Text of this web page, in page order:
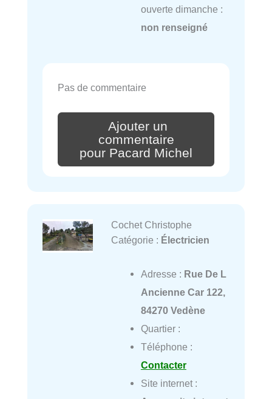
ouverte dimanche :
non renseigné
Pas de commentaire
Ajouter un
commentaire
pour Pacard Michel
Cochet Christophe
Catégorie : Électricien
Adresse : Rue De L
Ancienne Car 122,
84270 Vedène
Quartier :
Téléphone :
Contacter
Site internet :